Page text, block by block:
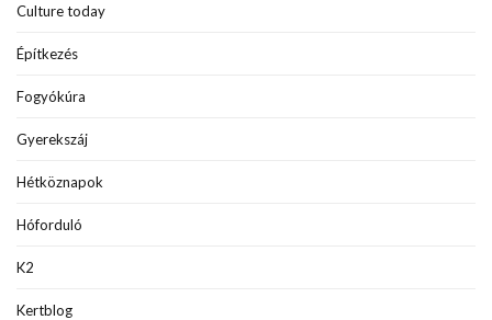
Culture today
Építkezés
Fogyókúra
Gyerekszáj
Hétköznapok
Hóforduló
K2
Kertblog